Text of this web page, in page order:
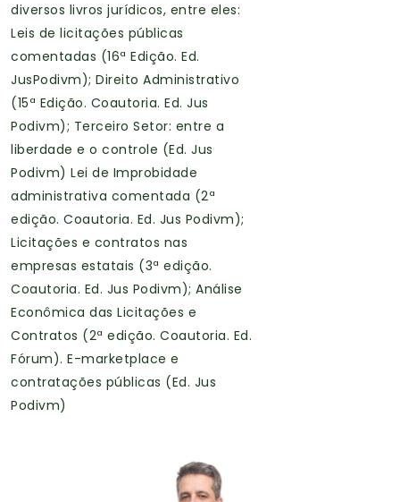
diversos livros jurídicos, entre eles:
Leis de licitações públicas
comentadas (16ª Edição. Ed.
JusPodivm); Direito Administrativo
(15ª Edição. Coautoria. Ed. Jus
Podivm); Terceiro Setor: entre a
liberdade e o controle (Ed. Jus
Podivm) Lei de Improbidade
administrativa comentada (2ª
edição. Coautoria. Ed. Jus Podivm);
Licitações e contratos nas
empresas estatais (3ª edição.
Coautoria. Ed. Jus Podivm); Análise
Econômica das Licitações e
Contratos (2ª edição. Coautoria. Ed.
Fórum). E-marketplace e
contratações públicas (Ed. Jus
Podivm)